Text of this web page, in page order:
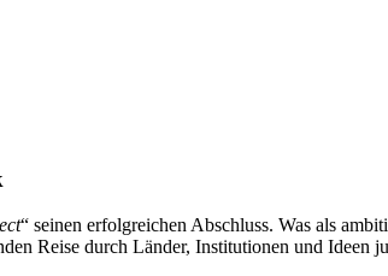
“ seinen erfolgreichen Abschluss. Was als
Reise durch Länder, Institutionen und Ideen